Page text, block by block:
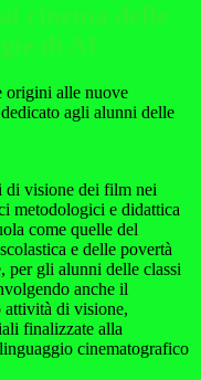
cinema delle
di AI
origini alle nuove
agli alunni delle
di visione dei film nei
metodologici e didattica
come quelle del
e delle povertà
per gli alunni delle classi
anche il
attività di visione,
finalizzate alla
cinematografico